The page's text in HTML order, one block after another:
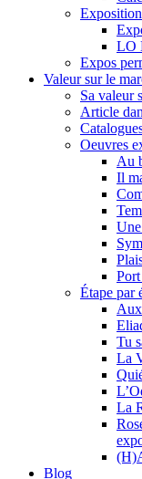
LO
Expos
Valeur sur le
Sa valeur
Article
Oeuvres
Au
Il
Étape par
Tu
La
La
Blog